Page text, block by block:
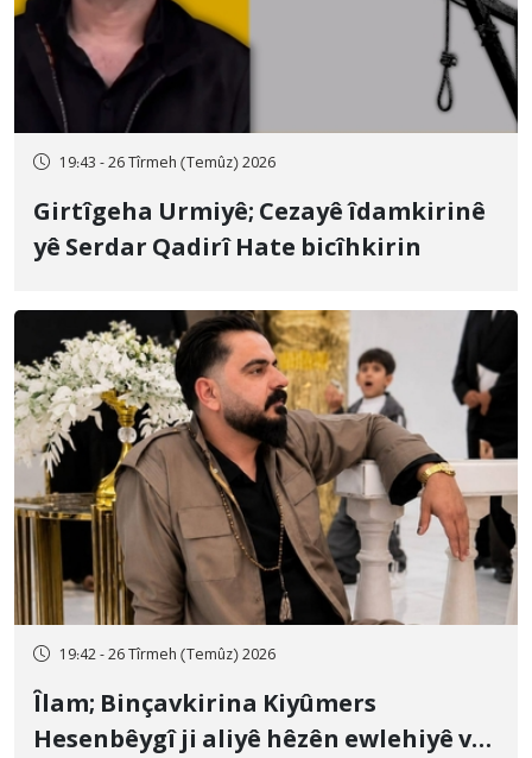
19:43 - 26 Tîrmeh (Temûz) 2026
Girtîgeha Urmiyê; Cezayê îdamkirinê
yê Serdar Qadirî Hate bicîhkirin
19:42 - 26 Tîrmeh (Temûz) 2026
Îlam; Binçavkirina Kiyûmers
Hesenbêygî ji aliyê hêzên ewlehiyê ve